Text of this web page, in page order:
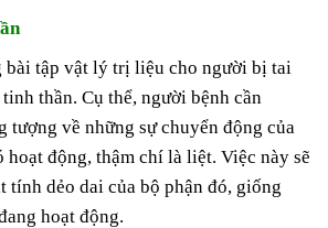
bài tập vật lý trị liệu cho người bị tai
thần. Cụ thể, người bệnh cần
tượng về những sự chuyển động của
hoạt động, thậm chí là liệt. Việc này sẽ
tính dẻo dai của bộ phận đó, giống
hoạt động.